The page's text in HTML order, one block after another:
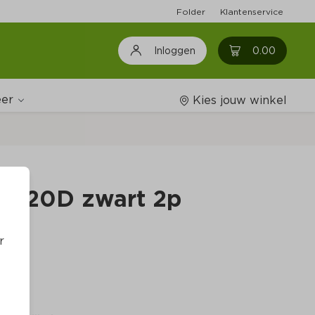
Folder Klantenservice
Inloggen 0.00 0
Wijnshop
Kies jouw winkel
20D zwart 2p